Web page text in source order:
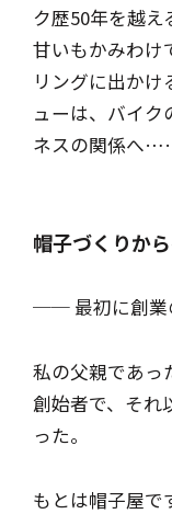
ク歴50年を越
甘いもかみわけ
リングに出か
ューは、バイク
ネスの関係へ
帽子づくりか
── 最初に創業
私の父親であっ
創始者で、それ
った。
もとは帽子屋で